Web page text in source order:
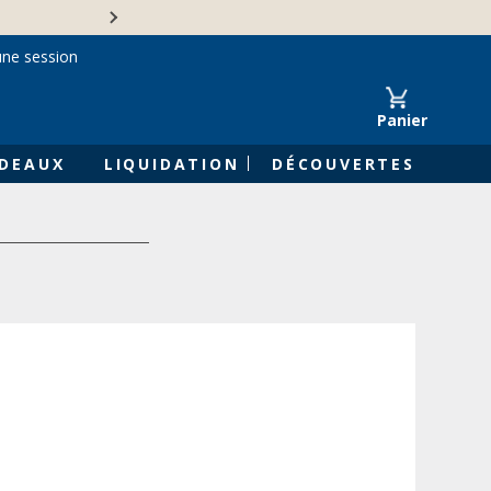
Panier
LIQUIDATION DÉCOUVERTES
session